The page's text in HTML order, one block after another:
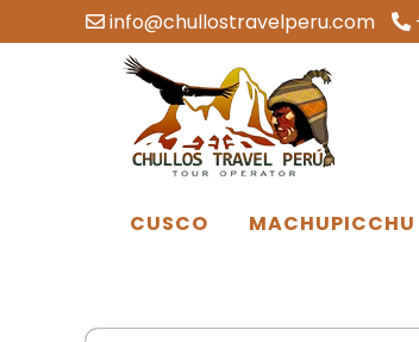
info@chullostravelperu.com
CUSCO MACHUPICCHU